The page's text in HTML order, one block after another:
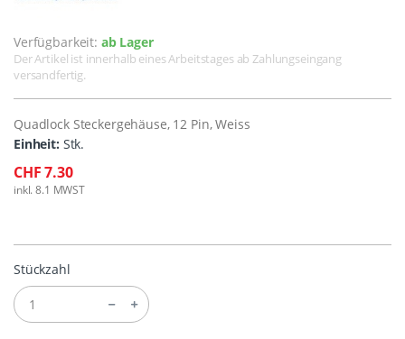
Verfügbarkeit: ab Lager
Der Artikel ist innerhalb eines Arbeitstages ab Zahlungseingang
versandfertig.
Quadlock Steckergehäuse, 12 Pin, Weiss
Einheit: Stk.
CHF 7.30
inkl. 8.1 MWST
Stückzahl